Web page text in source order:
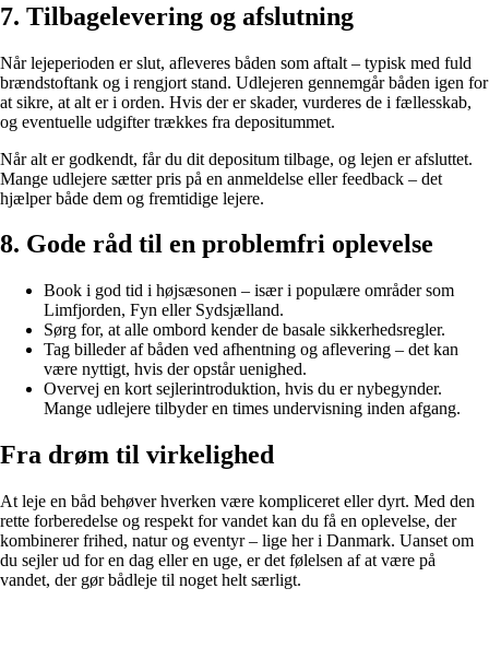
7. Tilbagelevering og afslutning
Når lejeperioden er slut, afleveres båden som aftalt – typisk med fuld
brændstoftank og i rengjort stand. Udlejeren gennemgår båden igen for
at sikre, at alt er i orden. Hvis der er skader, vurderes de i fællesskab,
og eventuelle udgifter trækkes fra depositummet.
Når alt er godkendt, får du dit depositum tilbage, og lejen er afsluttet.
Mange udlejere sætter pris på en anmeldelse eller feedback – det
hjælper både dem og fremtidige lejere.
8. Gode råd til en problemfri oplevelse
Book i god tid i højsæsonen – især i populære områder som
Limfjorden, Fyn eller Sydsjælland.
Sørg for, at alle ombord kender de basale sikkerhedsregler.
Tag billeder af båden ved afhentning og aflevering – det kan
være nyttigt, hvis der opstår uenighed.
Overvej en kort sejlerintroduktion, hvis du er nybegynder.
Mange udlejere tilbyder en times undervisning inden afgang.
Fra drøm til virkelighed
At leje en båd behøver hverken være kompliceret eller dyrt. Med den
rette forberedelse og respekt for vandet kan du få en oplevelse, der
kombinerer frihed, natur og eventyr – lige her i Danmark. Uanset om
du sejler ud for en dag eller en uge, er det følelsen af at være på
vandet, der gør bådleje til noget helt særligt.